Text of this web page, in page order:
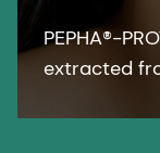
PEPHA®-
extracted
vitamins,